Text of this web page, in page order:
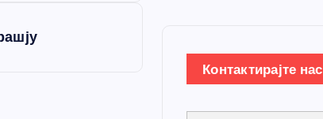
Контактирајте нас